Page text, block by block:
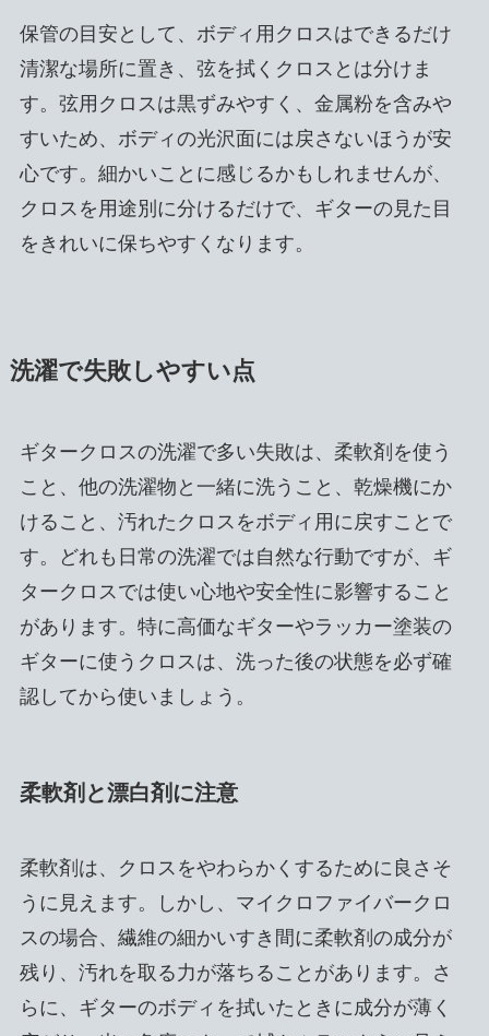
保管の目安として、ボディ用クロスはできるだけ
清潔な場所に置き、弦を拭くクロスとは分けま
す。弦用クロスは黒ずみやすく、金属粉を含みや
すいため、ボディの光沢面には戻さないほうが安
心です。細かいことに感じるかもしれませんが、
クロスを用途別に分けるだけで、ギターの見た目
をきれいに保ちやすくなります。
洗濯で失敗しやすい点
ギタークロスの洗濯で多い失敗は、柔軟剤を使う
こと、他の洗濯物と一緒に洗うこと、乾燥機にか
けること、汚れたクロスをボディ用に戻すことで
す。どれも日常の洗濯では自然な行動ですが、ギ
タークロスでは使い心地や安全性に影響すること
があります。特に高価なギターやラッカー塗装の
ギターに使うクロスは、洗った後の状態を必ず確
認してから使いましょう。
柔軟剤と漂白剤に注意
柔軟剤は、クロスをやわらかくするために良さそ
うに見えます。しかし、マイクロファイバークロ
スの場合、繊維の細かいすき間に柔軟剤の成分が
残り、汚れを取る力が落ちることがあります。さ
らに、ギターのボディを拭いたときに成分が薄く